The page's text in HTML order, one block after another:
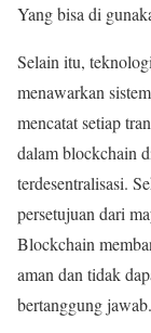
Yang bisa di
Selain itu,
menawarkan
mencatat setiap
dalam blockchain
terdesentralisasi.
persetujuan dari
Blockchain
aman dan tidak
bertanggung jawab.